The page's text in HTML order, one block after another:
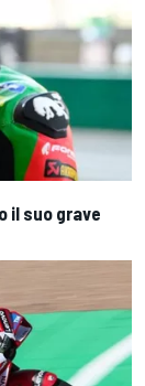
il suo grave